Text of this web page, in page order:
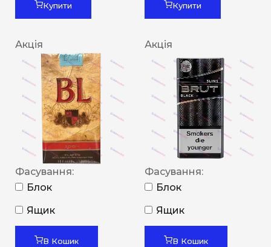
Купити Купити
Акція
Фасування:
Блок
Ящик
В Кошик
Акція
Фасування:
Блок
Ящик
В Кошик